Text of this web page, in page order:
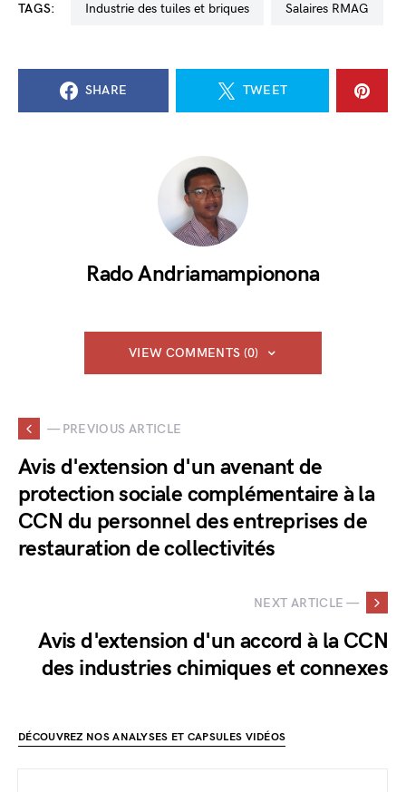
TAGS: industrie des tuiles et briques salaires RMAG
SHARE TWEET
Rado Andriamampionona
VIEW COMMENTS (0)
— PREVIOUS ARTICLE
Avis d'extension d'un avenant de
protection sociale complémentaire à la
CCN du personnel des entreprises de
restauration de collectivités
NEXT ARTICLE —
Avis d'extension d'un accord à la CCN
des industries chimiques et connexes
DÉCOUVREZ NOS ANALYSES ET CAPSULES VIDÉOS